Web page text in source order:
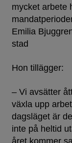
mycket arbete
Emilia
stad
Hon tillägger:
– Vi avsätter
växla upp
dagsläget är
inte på heltid
året kommer